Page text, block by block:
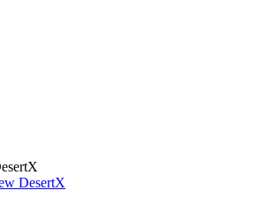
DesertX